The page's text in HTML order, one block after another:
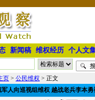
新闻稿 维权经历 个人文
页 > 公民维权 > 正文
军人向巡视组维权 越战老兵李本勇